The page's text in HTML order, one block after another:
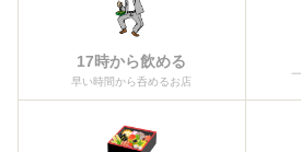
17時から飲める
早い時間から呑めるお店